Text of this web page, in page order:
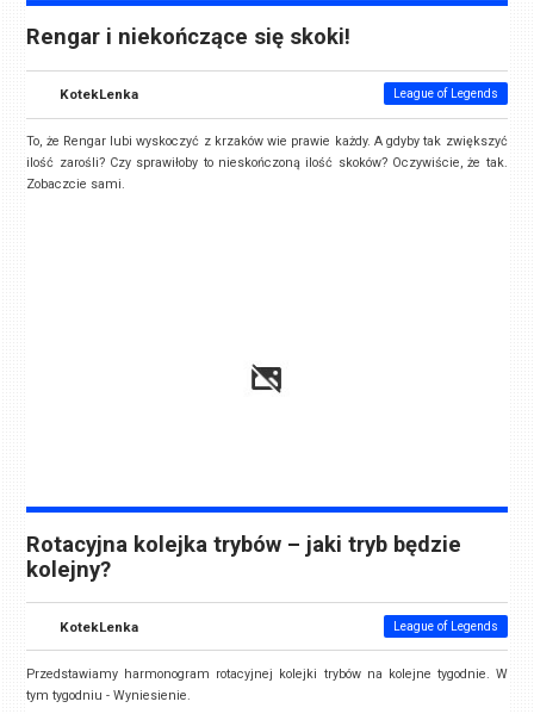
Rengar i niekończące się skoki!
KotekLenka League of Legends
To, że Rengar lubi wyskoczyć z krzaków wie prawie każdy. A gdyby tak zwiększyć
ilość zarośli? Czy sprawiłoby to nieskończoną ilość skoków? Oczywiście, że tak.
Zobaczcie sami.
Rotacyjna kolejka trybów – jaki tryb będzie
kolejny?
KotekLenka League of Legends
Przedstawiamy harmonogram rotacyjnej kolejki trybów na kolejne tygodnie. W
tym tygodniu - Wyniesienie.